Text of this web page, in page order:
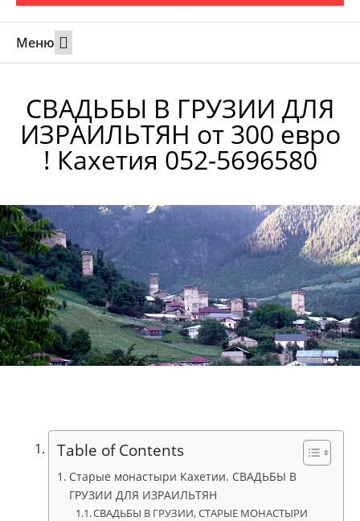
Меню
СВАДЬБЫ В ГРУЗИИ ДЛЯ
ИЗРАИЛЬТЯН от 300 евро
! Кахетия 052-5696580
Table of Contents
Старые монастыри Кахетии. СВАДЬБЫ В
ГРУЗИИ ДЛЯ ИЗРАИЛЬТЯН
СВАДЬБЫ В ГРУЗИИ, СТАРЫЕ МОНАСТЫРИ